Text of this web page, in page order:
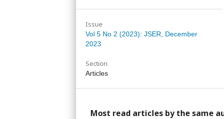
Issue
Vol 5 No 2 (2023): JSER, December
2023
Section
Articles
Most read articles by the same